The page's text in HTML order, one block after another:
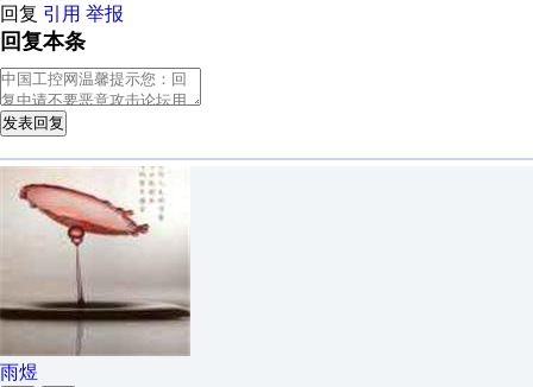
回复 引用 举报
回复本条
发表回复
雨煜